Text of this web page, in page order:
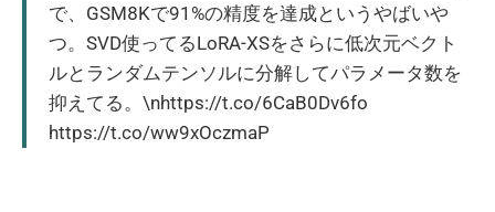
で、GSM8Kで91%の精度を達成というやばいや
つ。SVD使ってるLoRA-XSをさらに低次元ベクト
ルとランダムテンソルに分解してパラメータ数を
抑えてる。\nhttps://t.co/6CaB0Dv6fo
https://t.co/ww9xOczmaP